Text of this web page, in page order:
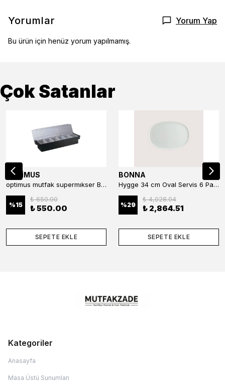
Yorumlar Yorum Yap
Bu ürün için henüz yorum yapılmamış.
Çok Satanlar
OPTİMUS
optimus mutfak supermıkser Bar Konteyner 6'lı 50×16×9 cm Kapaklı Polikarbon Organizer Bar & Kafe
%15
₺ 650.00
₺ 550.00
SEPETE EKLE
BONNA
Hygge 34 cm Oval Servis 6 Parça
%29
₺ 4,028.04
₺ 2,864.51
SEPETE EKLE
Kategoriler
Anasayfa
Masa Üstü Sunumları